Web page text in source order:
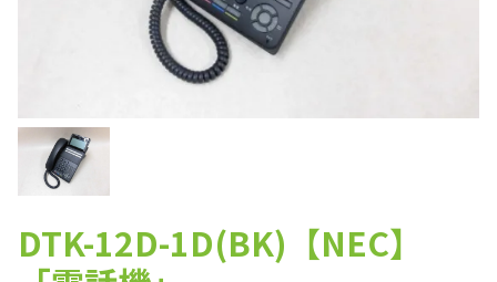
DTK-12D-1D(BK)【NEC】